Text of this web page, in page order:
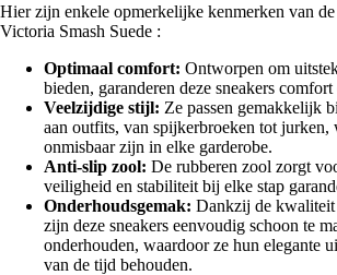
Hier zijn enkele opmerkelijke kenmerken van de
Victoria Smash Suede :
Optimaal comfort: Ontworpen om
bieden, garanderen deze sneakers
Veelzijdige stijl: Ze passen gemakkelijk
aan outfits, van spijkerbroeken tot jurken,
onmisbaar zijn in elke garderobe.
Anti-slip zool: De rubberen zool zorgt
veiligheid en stabiliteit bij elke stap
Onderhoudsgemak: Dankzij de
zijn deze sneakers eenvoudig schoon te
onderhouden, waardoor ze hun elegante
van de tijd behouden.